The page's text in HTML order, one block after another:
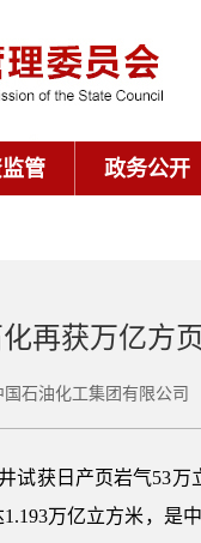
管 政务公开
再获万亿方
国石油化工集团有限公
试获日产页岩气53
万亿立方米，是